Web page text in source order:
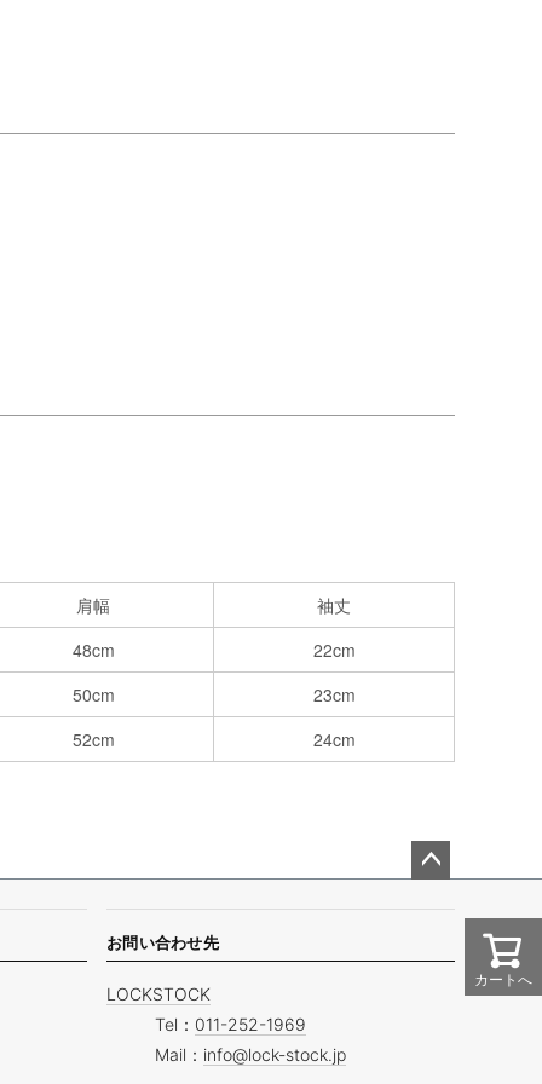
肩幅
袖丈
48cm
22cm
50cm
23cm
52cm
24cm
カートへ
ジト
へ
お問い合わせ先
LOCKSTOCK
Tel： 011-252-1969
Mail： info@lock-stock.jp